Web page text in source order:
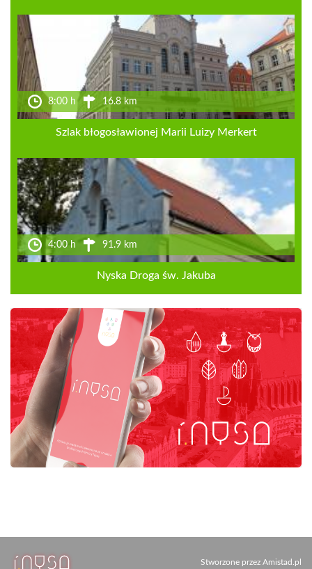
8:00 h 16.8 km
Szlak błogosławionej Marii Luizy Merkert
4:00 h 91.9 km
Nyska Droga św. Jakuba
Stworzone przez Amistad.pl